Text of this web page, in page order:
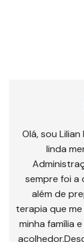
Olá, sou
linda
sempre foi a
além de
terapia que
minha família